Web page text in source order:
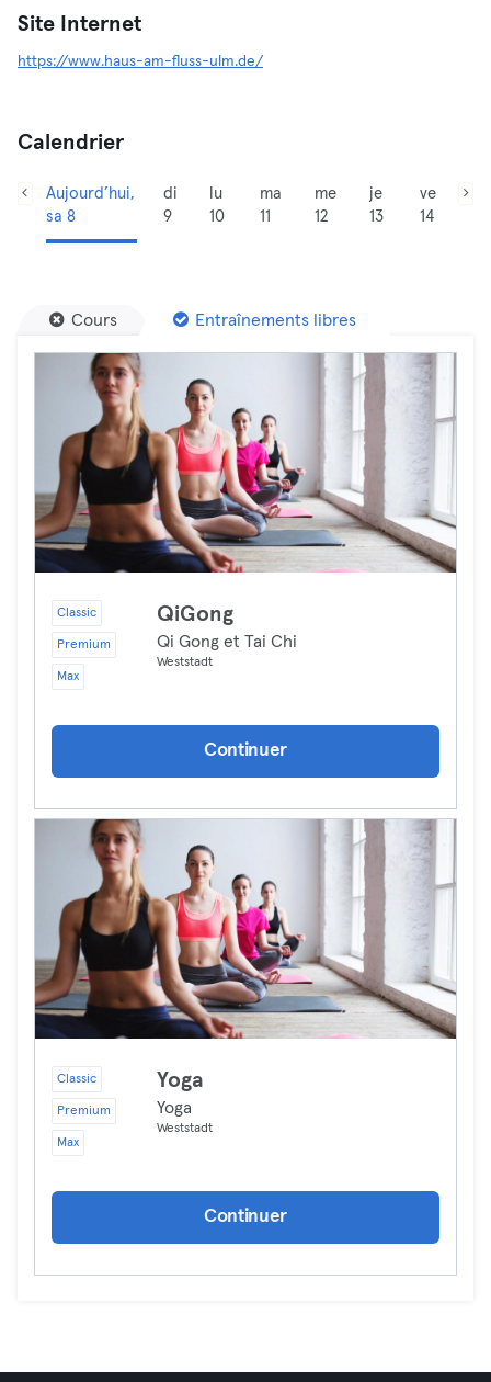
Site Internet
https://www.haus-am-fluss-ulm.de/
Calendrier
Aujourd’hui,
sa 8
di
9
lu
10
ma
11
me
12
je
13
ve
14
Cours Entraînements libres
Classic
Premium
Max
QiGong
Qi Gong et Tai Chi
Weststadt
Continuer
Classic
Premium
Max
Yoga
Yoga
Weststadt
Continuer